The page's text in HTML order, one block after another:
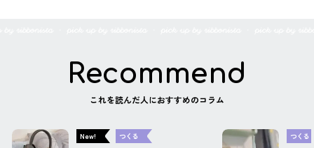
Recommend
これを読んだ人におすすめのコラム
New! つくる つくる